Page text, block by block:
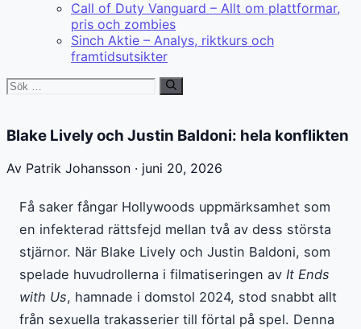
Call of Duty Vanguard – Allt om plattformar,
pris och zombies
Sinch Aktie – Analys, riktkurs och
framtidsutsikter
Sök
Blake Lively och Justin Baldoni: hela konflikten
Av Patrik Johansson · juni 20, 2026
Få saker fångar Hollywoods uppmärksamhet som
en infekterad rättsfejd mellan två av dess största
stjärnor. När Blake Lively och Justin Baldoni, som
spelade huvudrollerna i filmatiseringen av It Ends
with Us, hamnade i domstol 2024, stod snabbt allt
från sexuella trakasserier till förtal på spel. Denna